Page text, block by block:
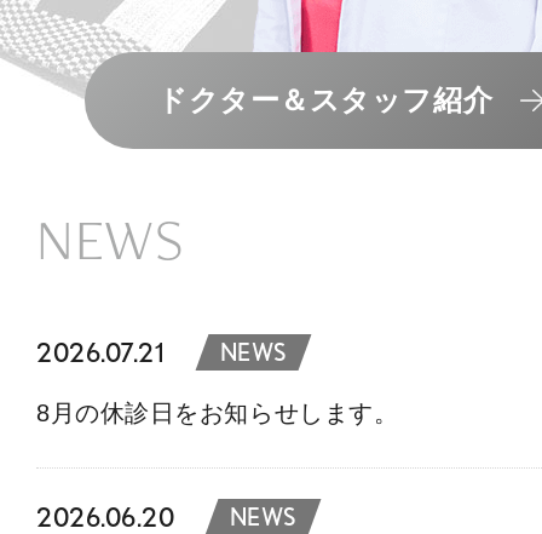
ドクター＆スタッフ紹介
NEWS
2026.07.21 NEWS
8月の休診日をお知らせします。
2026.06.20 NEWS